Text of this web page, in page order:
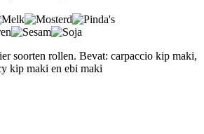
soorten rollen. Bevat: carpaccio kip maki,
kip maki en ebi maki